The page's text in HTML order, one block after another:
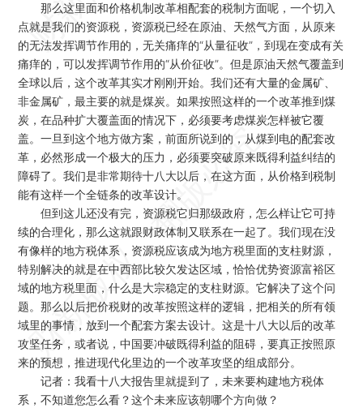
那么这里面和价格机制改革相配套的税制方面呢，一个切入
点就是我们的资源税，资源税已经在原油、天然气方面，从原来
的无法发挥调节作用的，无关痛痒的“从量征收”，到现在变成有关
痛痒的，可以发挥调节作用的“从价征收”。但是原油天然气覆盖到
全球以后，这个改革其实才刚刚开始。我们还有大量的金属矿、
非金属矿，最主要的就是煤炭。如果按照这样的一个改革推到煤
炭，在品种扩大覆盖面的情况下，必须要考虑煤炭怎样被它覆
盖。一旦到这个地方做方案，前面所说到的，从煤到电的配套改
革，必然形成一个极大的压力，必须要突破原来既得利益纠结的
障碍了。我们是非常期待十八大以后，在这方面，从价格到税制
能有这样一个全链条的改革设计。
但到这儿还没有完，资源税它归那级政府，怎么样让它可持
续的合理化，那么这就跟财政体制又联系在一起了。我们现在没
有像样的地方税体系，资源税应该成为地方税里面的支柱财源，
特别解决的就是在中西部比较欠发达区域，恰恰优势资源富裕区
域的地方税里面，什么是大宗稳定的支柱财源。它解决了这个问
题。那么以后把价税财的改革按照这样的逻辑，把相关的所有领
域里的事情，放到一个配套方案去设计。这是十八大以后的改革
攻坚任务，或者说，中国要冲破既得利益的阻碍，要真正按照原
来的预想，推进现代化里边的一个改革攻坚的组成部分。
记者：我看十八大报告里就提到了，未来要构建地方税体
系，不知道您怎么看？这个未来应该朝哪个方向做？